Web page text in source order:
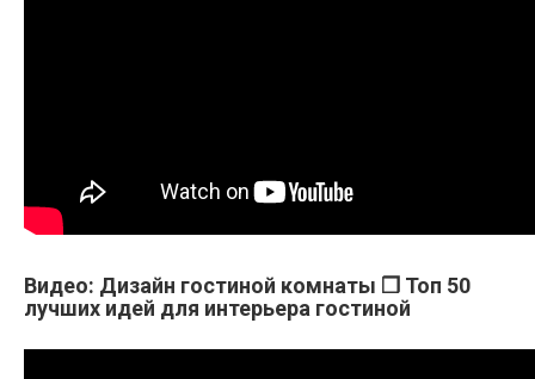
Видео: Дизайн гостиной комнаты ❒︎ Топ 50
лучших идей для интерьера гостиной